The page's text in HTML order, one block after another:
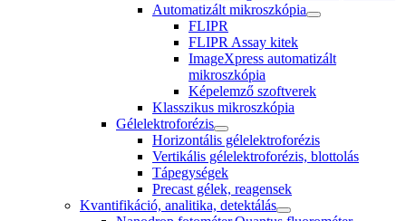
Automatizált mikroszkópia
FLIPR
FLIPR Assay kitek
ImageXpress automatizált
mikroszkópia
Képelemző szoftverek
Klasszikus mikroszkópia
Gélelektroforézis
Horizontális gélelektroforézis
Vertikális gélelektroforézis, blottolás
Tápegységek
Precast gélek, reagensek
Kvantifikáció, analitika, detektálás